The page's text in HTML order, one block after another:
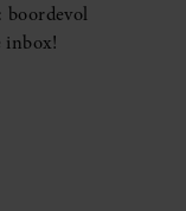
inbox!